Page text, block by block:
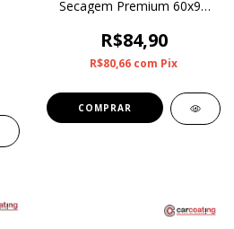
Secagem Premium 60x90
R$84,90
R$80,66 com Pix